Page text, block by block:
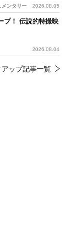
メンタリー 2026.08.05
プ！ 伝説的特撮映
2026.08.04
アップ記事一覧